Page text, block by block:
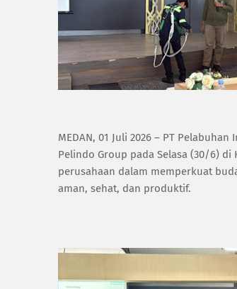
MEDAN, 01 Juli 2026 – PT
Pelindo Group pada Selasa (30/6)
perusahaan dalam memperkuat
aman, sehat, dan produktif.